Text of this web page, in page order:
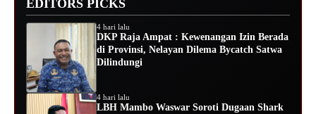
EDITORS PICKS
4 hari lalu
DKP Raja Ampat : Kewenangan Izin Berada
di Provinsi, Nelayan Dilema Bycatch Satwa
Dilindungi
4 hari lalu
LBH Mambo Waswar Soroti Dugaan Shark